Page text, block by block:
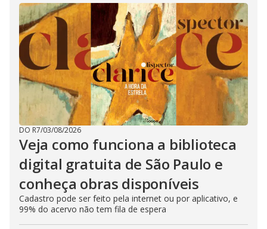
DO R7/03/08/2026
Veja como funciona a biblioteca
digital gratuita de São Paulo e
conheça obras disponíveis
Cadastro pode ser feito pela internet ou por aplicativo, e
99% do acervo não tem fila de espera